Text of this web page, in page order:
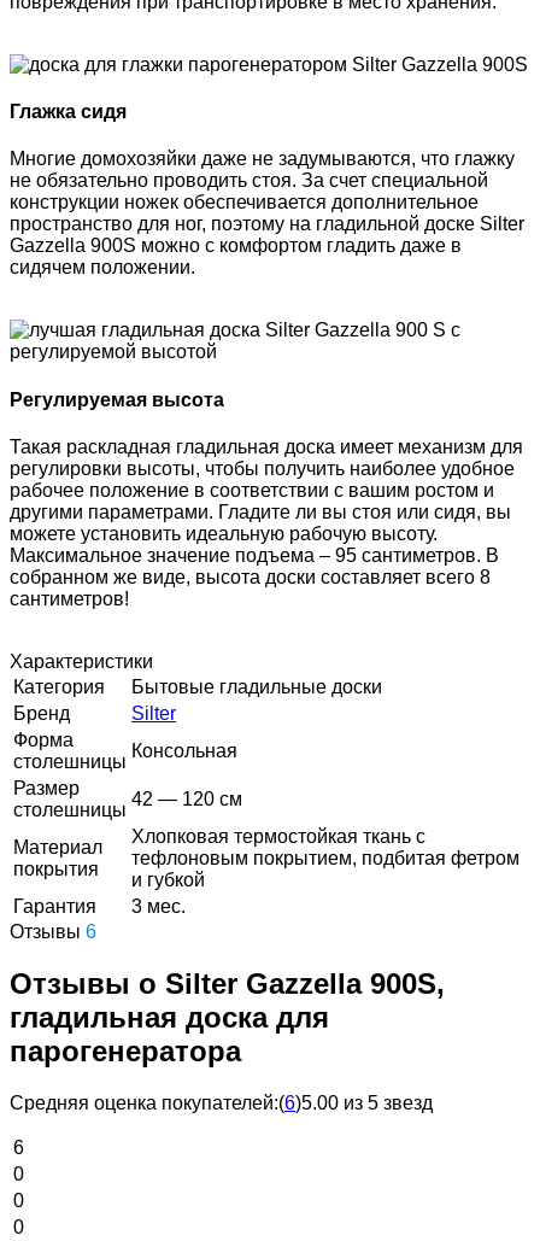
Глажка сидя
Многие домохозяйки даже не задумываются, что глажку
не обязательно проводить стоя. За счет специальной
конструкции ножек обеспечивается дополнительное
пространство для ног, поэтому на гладильной доске Silter
Gazzella 900S можно с комфортом гладить даже в
сидячем положении.
Регулируемая высота
Такая раскладная гладильная доска имеет механизм для
регулировки высоты, чтобы получить наиболее удобное
рабочее положение в соответствии с вашим ростом и
другими параметрами. Гладите ли вы стоя или сидя, вы
можете установить идеальную рабочую высоту.
Максимальное значение подъема – 95 сантиметров. В
собранном же виде, высота доски составляет всего 8
сантиметров!
Характеристики
Категория
Бытовые гладильные доски
Бренд
Silter
Форма
столешницы
Консольная
Размер
столешницы
42 — 120 см
Материал
покрытия
Хлопковая термостойкая ткань с
тефлоновым покрытием, подбитая фетром
и губкой
Гарантия
3 мес.
Отзывы 6
Отзывы о Silter Gazzella 900S,
гладильная доска для
парогенератора
Средняя оценка покупателей:(6)5.00 из 5 звезд
6
0
0
0